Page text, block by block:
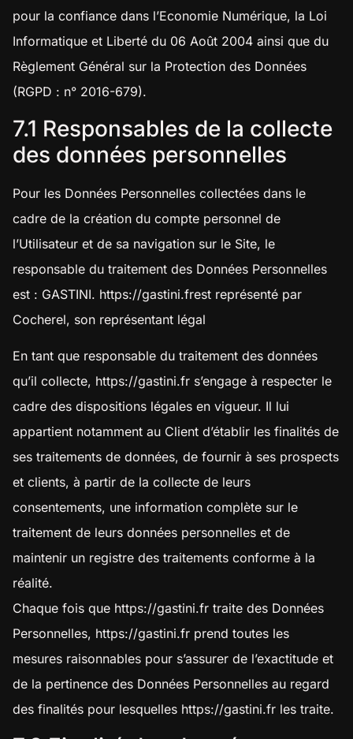
pour la confiance dans l’Economie Numérique, la Loi
Informatique et Liberté du 06 Août 2004 ainsi que du
Règlement Général sur la Protection des Données
(RGPD : n° 2016-679).
7.1 Responsables de la collecte
des données personnelles
Pour les Données Personnelles collectées dans le
cadre de la création du compte personnel de
l’Utilisateur et de sa navigation sur le Site, le
responsable du traitement des Données Personnelles
est : GASTINI. https://gastini.frest représenté par
Cocherel, son représentant légal
En tant que responsable du traitement des données
qu’il collecte, https://gastini.fr s’engage à respecter le
cadre des dispositions légales en vigueur. Il lui
appartient notamment au Client d’établir les finalités de
ses traitements de données, de fournir à ses prospects
et clients, à partir de la collecte de leurs
consentements, une information complète sur le
traitement de leurs données personnelles et de
maintenir un registre des traitements conforme à la
réalité.
Chaque fois que https://gastini.fr traite des Données
Personnelles, https://gastini.fr prend toutes les
mesures raisonnables pour s’assurer de l’exactitude et
de la pertinence des Données Personnelles au regard
des finalités pour lesquelles https://gastini.fr les traite.